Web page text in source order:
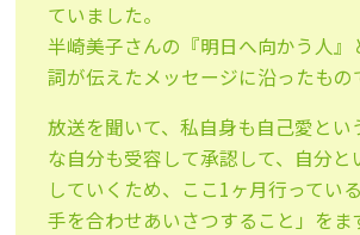
ていました。
半崎美子さんの『明日へ向かう人』
詞が伝えたメッセージに沿ったもの
放送を聞いて、私自身も自己愛とい
な自分も受容して承認して、自分と
していくため、ここ1ヶ月行ってい
手を合わせあいさつすること」を